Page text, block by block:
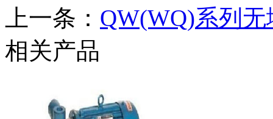
上一条： QW(WQ)系列
相关产品